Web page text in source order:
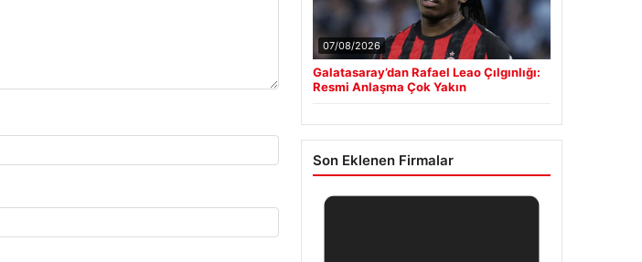
07/08/2026
Galatasaray’dan Rafael Leao Çılgınlığı:
Resmi Anlaşma Çok Yakın
Son Eklenen Firmalar